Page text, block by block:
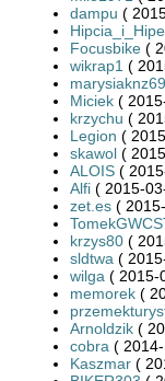
dampu (
Focusbike (
wikrap1 (
Miciek (
krzychu (
Legion (
skawol (
ALOIS (
Alfi ( 2015-
zet.es (
krzys80 (
sldtwa (
wilga ( 2015-
memorek (
Arnoldzik (
cobra (
Kaszmar (